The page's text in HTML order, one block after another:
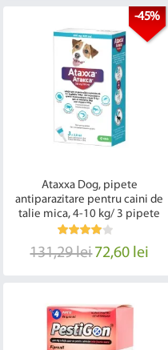
-45%
Ataxxa Dog, pipete
antiparazitare pentru caini de
talie mica, 4-10 kg/ 3 pipete
131,29 lei72,60 lei